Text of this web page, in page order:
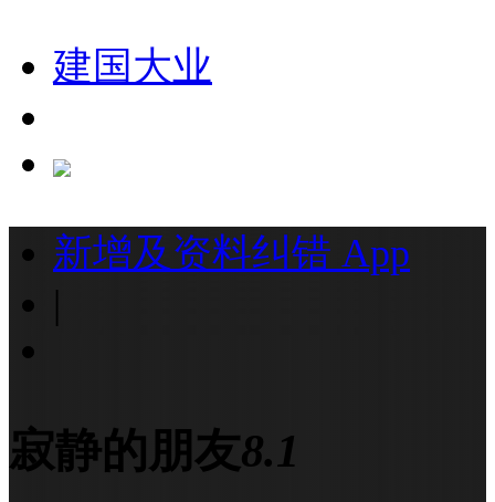
建国大业
新增及资料纠错 App
|
寂静的朋友8.1